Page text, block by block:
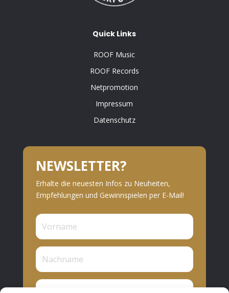
Quick Links
ROOF Music
ROOF Records
Netpromotion
Impressum
Datenschutz
NEWSLETTER?
Erhalte die neuesten Infos zu Neuheiten,
Empfehlungen und Gewinnspielen per E-Mail!